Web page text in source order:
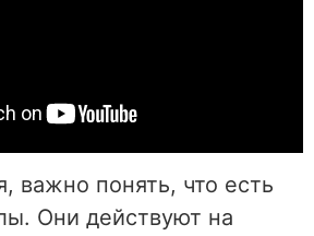
важно понять, что есть
Они действуют на